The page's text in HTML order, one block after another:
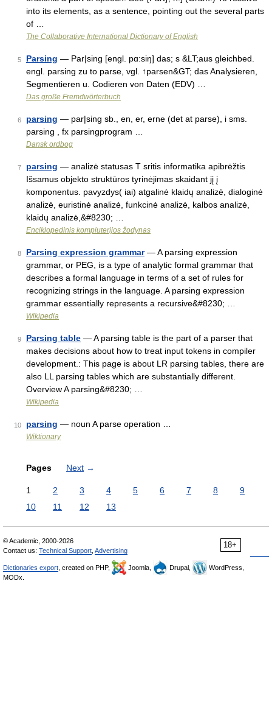
into its elements, as a sentence, pointing out the several parts
of …
The Collaborative International Dictionary of English
5 Parsing — Par|sing [engl. pɑ:siŋ] das; s &LT;aus gleichbed.
engl. parsing zu to parse, vgl. ↑parsen&GT; das Analysieren,
Segmentieren u. Codieren von Daten (EDV) …
Das große Fremdwörterbuch
6 parsing — par|sing sb., en, er, erne (det at parse), i sms.
parsing , fx parsingprogram …
Dansk ordbog
7 parsing — analizė statusas T sritis informatika apibrėžtis
Išsamus objekto struktūros tyrinėjimas skaidant jį į
komponentus. pavyzdys( iai) atgalinė klaidų analizė, dialoginė
analizė, euristinė analizė, funkcinė analizė, kalbos analizė,
klaidų analizė,&#8230; …
Enciklopedinis kompiuterijos žodynas
8 Parsing expression grammar— A parsing expression
grammar, or PEG, is a type of analytic formal grammar that
describes a formal language in terms of a set of rules for
recognizing strings in the language. A parsing expression
grammar essentially represents a recursive&#8230; …
Wikipedia
9 Parsing table — A parsing table is the part of a parser that
makes decisions about how to treat input tokens in compiler
development.: This page is about LR parsing tables, there are
also LL parsing tables which are substantially different.
Overview A parsing&#8230; …
Wikipedia
10 parsing — noun A parse operation …
Wiktionary
Pages Next →
1 2 3 4 5 6 7 8
9
10
11 12 13
18+
© Academic, 2000-2026
Contact us: Technical Support Advertising
Dictionaries export , created on PHP, Joomla, Drupal,
WordPress,
MODx.